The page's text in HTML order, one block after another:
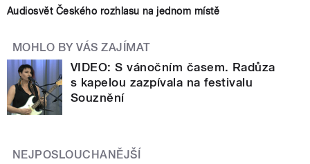
Audiosvět Českého rozhlasu na jednom místě
MOHLO BY VÁS ZAJÍMAT
VIDEO: S vánočním časem. Radůza
s kapelou zazpívala na festivalu
Souznění
NEJPOSLOUCHANĚJŠÍ